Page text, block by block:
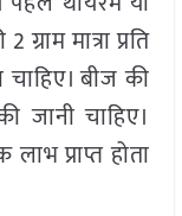
मात्रा प्रति
बीज की
जानी चाहिए।
प्राप्त होता